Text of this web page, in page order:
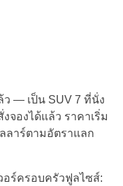
ว — เป็น SUV 7 ที่นั่ง
องได้แล้ว ราคาเริ่ม
ลาร์ตามอัตราแลก
อร์ครอบครัวฟูลไซส์: